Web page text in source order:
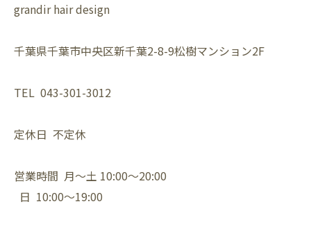
grandir hair design
千葉県千葉市中央区新千葉2-8-9松樹マンション2F
TEL 043-301-3012
定休日 不定休
営業時間 月〜土 10:00〜20:00
日 10:00〜19:00